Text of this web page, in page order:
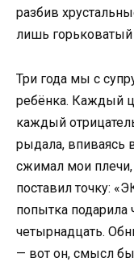
разбив
лишь
Три года мы с
ребёнка. Каждый
каждый
рыдала, впиваясь
сжимал мои плечи,
поставил точку:
попытка подарила
четырнадцать.
— вот он, смысл